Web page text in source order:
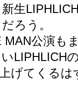
生
ろう。
MAN公演も
LIPHLICH
げてくるは